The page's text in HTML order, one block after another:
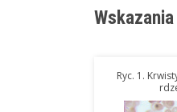
Ryc. 1.